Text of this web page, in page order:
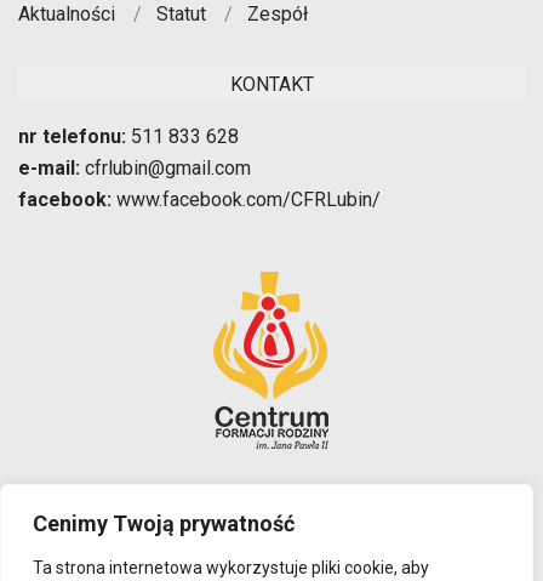
Cenimy Twoją prywatność
Ta strona internetowa wykorzystuje pliki cookie, aby
Aktualności Statut Zespół
KONTAKT
nr telefonu: 511 833 628
e-mail: cfrlubin@gmail.com
facebook: www.facebook.com/CFRLubin/
ADRES